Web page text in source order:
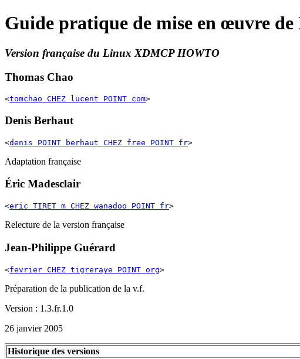
Guide pratique de mise en œuvre
Version française du Linux XDMCP HOWTO
Thomas Chao
<tomchao CHEZ lucent POINT com>
Denis Berhaut
<denis POINT berhaut CHEZ free POINT fr>
Adaptation française
Éric Madesclair
<eric TIRET m CHEZ wanadoo POINT fr>
Relecture de la version française
Jean-Philippe Guérard
<fevrier CHEZ tigreraye POINT org>
Préparation de la publication de la v.f.
Version : 1.3.fr.1.0
26 janvier 2005
Historique des versions